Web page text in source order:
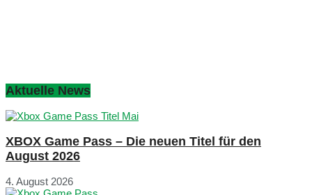
Aktuelle News
XBOX Game Pass – Die neuen Titel für den
August 2026
4. August 2026